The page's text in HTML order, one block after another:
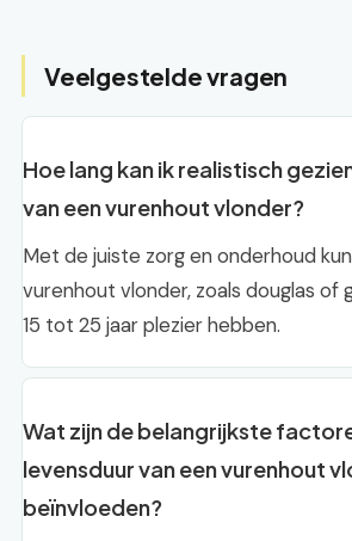
Veelgestelde vragen
Hoe lang kan ik realistisch
van een vurenhout vlonder?
Met de juiste zorg en onderhoud
vurenhout vlonder, zoals douglas of
15 tot 25 jaar plezier hebben.
Wat zijn de belangrijkste
levensduur van een vurenhout
beïnvloeden?